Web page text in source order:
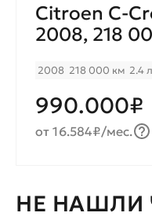
Citroen C-
2008, 218
2008 218 000 км 2.4
990.000₽
от 16.584₽/мес.
НЕ НАШЛИ